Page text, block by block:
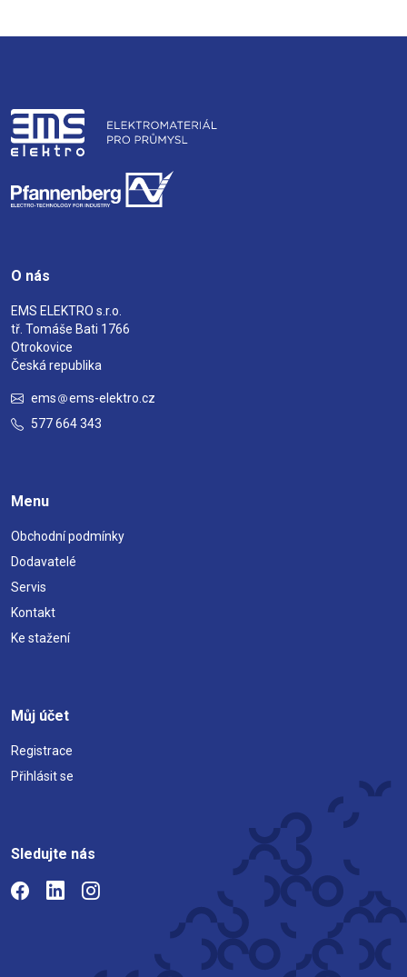
O nás
EMS ELEKTRO s.r.o.
tř. Tomáše Bati 1766
Otrokovice
Česká republika
ems
ems-elektro.cz
577 664 343
Menu
Obchodní podmínky
Dodavatelé
Servis
Kontakt
Ke stažení
Můj účet
Registrace
Přihlásit se
Sledujte nás